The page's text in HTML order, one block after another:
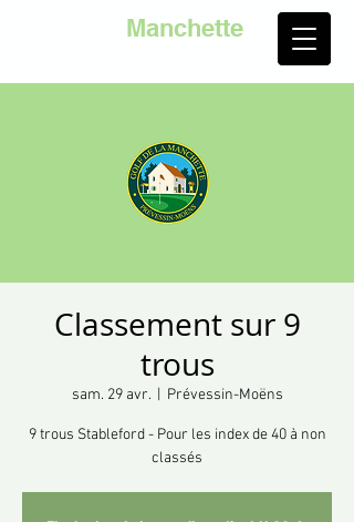
Manchette
Classement sur 9
trous
sam. 29 avr.
  |
Prévessin-Moëns
9 trous Stableford - Pour les index de 40 à non
classés